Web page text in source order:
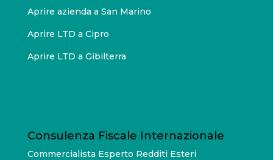
Aprire azienda a San Marino
Aprire LTD a Cipro
Aprire LTD a Gibilterra
Consulenza Fiscale Internazionale
Commercialista Esperto Redditi Esteri